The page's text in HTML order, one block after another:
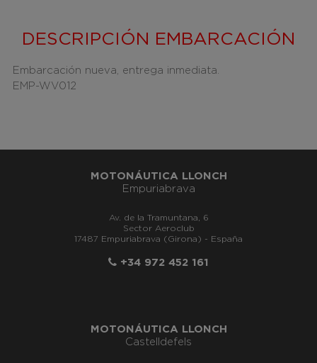
DESCRIPCIÓN EMBARCACIÓN
Embarcación nueva, entrega inmediata.
EMP-WV012
MOTONÁUTICA LLONCH
Empuriabrava
Av. de la Tramuntana, 6
Sector Aeroclub
17487 Empuriabrava (Girona) - España
+34 972 452 161
MOTONÁUTICA LLONCH
Castelldefels